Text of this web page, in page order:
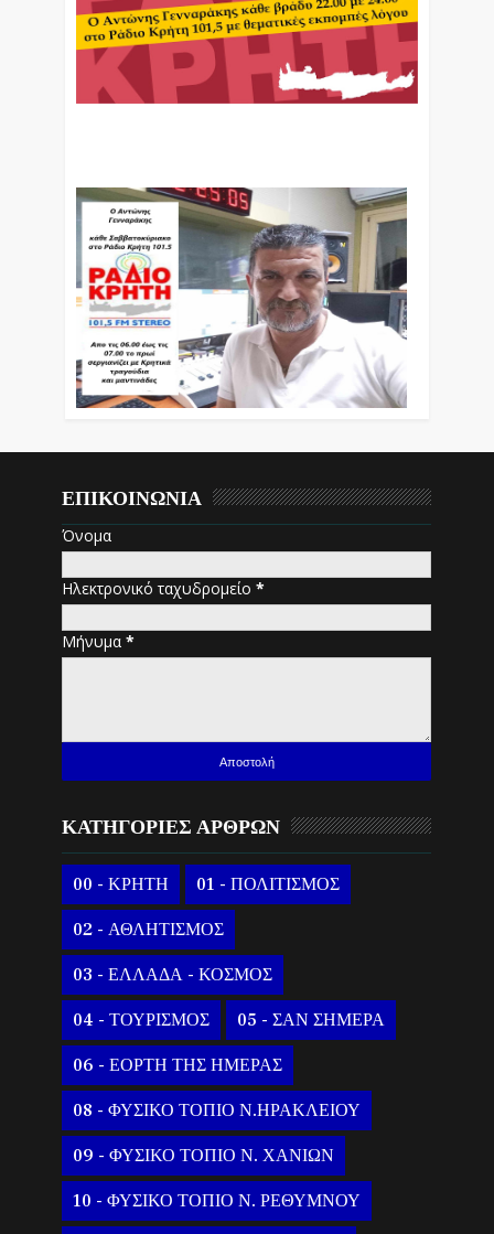
ΕΠΙΚΟΙΝΩΝΙΑ
Όνομα
Ηλεκτρονικό ταχυδρομείο*
Μήνυμα*
ΚΑΤΗΓΟΡΙΕΣ ΑΡΘΡΩΝ
00 - ΚΡΗΤΗ 01 - ΠΟΛΙΤΙΣΜΟΣ
02 - ΑΘΛΗΤΙΣΜΟΣ
03 - ΕΛΛΑΔΑ - ΚΟΣΜΟΣ
04 - ΤΟΥΡΙΣΜΟΣ 05 - ΣΑΝ ΣΗΜΕΡΑ
06 - ΕΟΡΤΗ ΤΗΣ ΗΜΕΡΑΣ
08 - ΦΥΣΙΚΟ ΤΟΠΙΟ Ν.ΗΡΑΚΛΕΙΟΥ
09 - ΦΥΣΙΚΟ ΤΟΠΙΟ Ν. ΧΑΝΙΩΝ
10 - ΦΥΣΙΚΟ ΤΟΠΙΟ Ν. ΡΕΘΥΜΝΟΥ